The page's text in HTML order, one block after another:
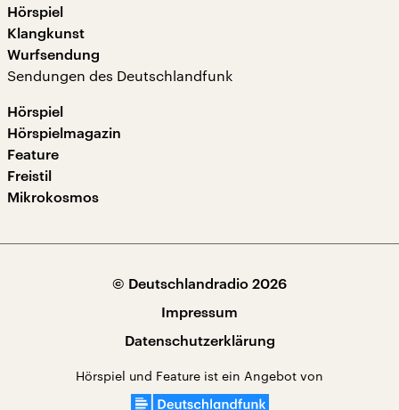
Hörspiel
Klangkunst
Wurfsendung
Sendungen des Deutschlandfunk
Hörspiel
Hörspielmagazin
Feature
Freistil
Mikrokosmos
© Deutschlandradio 2026
Impressum
Datenschutzerklärung
Hörspiel und Feature ist ein Angebot von